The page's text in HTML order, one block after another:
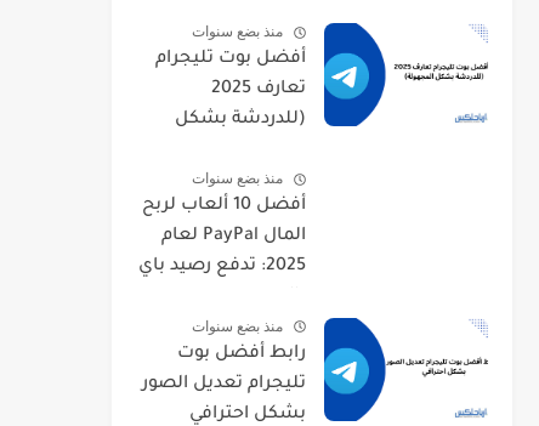
منذ بضع سنوات
أفضل بوت تليجرام
تعارف 2025
(للدردشة بشكل
منذ بضع سنوات
أفضل 10 ألعاب لربح
المال PayPal لعام
2025: تدفع رصيد باي
منذ بضع سنوات
رابط أفضل بوت
تليجرام تعديل الصور
بشكل احترافي